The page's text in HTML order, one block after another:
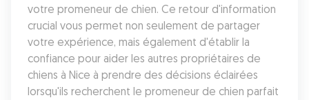
votre promeneur de chien. Ce retour d'information
crucial vous permet non seulement de partager
votre expérience, mais également d'établir la
confiance pour aider les autres propriétaires de
chiens à Nice à prendre des décisions éclairées
lorsqu'ils recherchent le promeneur de chien parfait